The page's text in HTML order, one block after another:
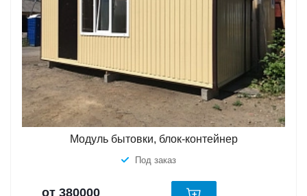
Модуль бытовки, блок-контейнер
Под заказ
от 380000